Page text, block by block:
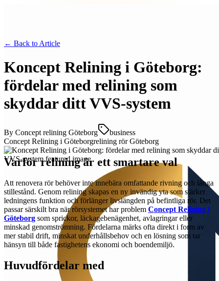
← Back to Article
Koncept Relining i Göteborg:
fördelar med relining som
skyddar ditt VVS-system
By Concept relining Göteborg
business
Concept Relining i Göteborgrelining rör Göteborg
Varför relining är ett smartare val
Att renovera rör behöver inte innebära omfattande rivning och långa
stillestånd. Genom relining skapas en ny invändig yta som stärker
ledningens funktion och förlänger livslängden på befintliga rör. Det
passar särskilt bra när rörsystemet har problem Concept Relining i
Göteborg som sprickor, läckagebenägenhet, avlagringar eller
minskad genomströmning. Fördelarna märks ofta direkt i form av
mer stabil drift, minskat underhållsbehov och en lösning som tar
hänsyn till både fastighetens ekonomi och boendemiljö.
Huvudfördelar med